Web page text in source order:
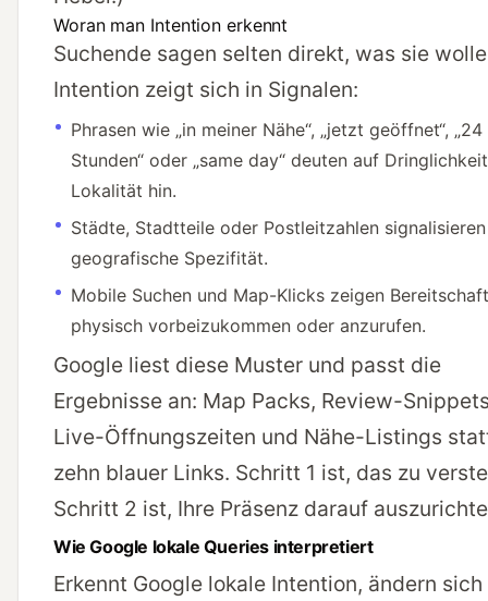
Woran man Intention erkennt
Suchende sagen selten direkt, was sie
Intention zeigt sich in Signalen:
Phrasen wie „in meiner Nähe“, „jetzt geöffnet“, „24
Stunden“ oder „same day“ deuten auf
Lokalität hin.
Städte, Stadtteile oder Postleitzahlen signalisieren
geografische Spezifität.
Mobile Suchen und Map-Klicks zeigen
physisch vorbeizukommen oder anzurufen.
Google liest diese Muster und passt die
Ergebnisse an: Map Packs, Review-
Live-Öffnungszeiten und Nähe-Listings
zehn blauer Links. Schritt 1 ist, das zu
Schritt 2 ist, Ihre Präsenz darauf
Wie Google lokale Queries interpretiert
Erkennt Google lokale Intention, ändern